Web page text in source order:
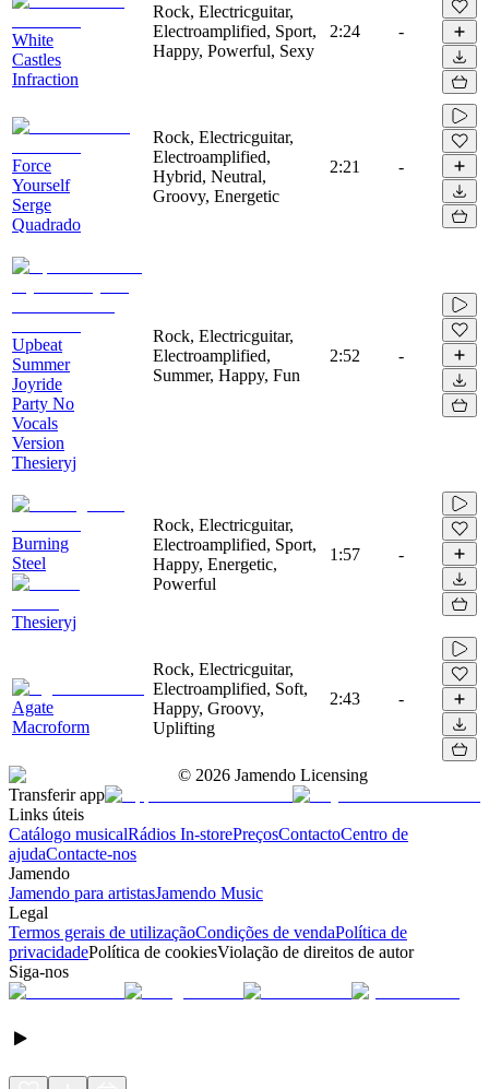
White
Castles
Infraction
Rock, Electricguitar,
Electroamplified, Sport,
Happy, Powerful, Sexy
2:24 -
Force
Yourself
Serge
Quadrado
Rock, Electricguitar,
Electroamplified,
Hybrid, Neutral,
Groovy, Energetic
2:21 -
Upbeat
Summer
Joyride
Party No
Vocals
Version
Thesieryj
Rock, Electricguitar,
Electroamplified,
Summer, Happy, Fun
2:52 -
Burning
Steel
Thesieryj
Rock, Electricguitar,
Electroamplified, Sport,
Happy, Energetic,
Powerful
1:57 -
Agate
Macroform
Rock, Electricguitar,
Electroamplified, Soft,
Happy, Groovy,
Uplifting
2:43 -
© 2026 Jamendo Licensing
Transferir app
Links úteis
Catálogo musicalRádios In-storePreçosContactoCentro de
ajudaContacte-nos
Jamendo
Jamendo para artistasJamendo Music
Legal
Termos gerais de utilizaçãoCondições de vendaPolítica de
privacidadePolítica de cookiesViolação de direitos de autor
Siga-nos